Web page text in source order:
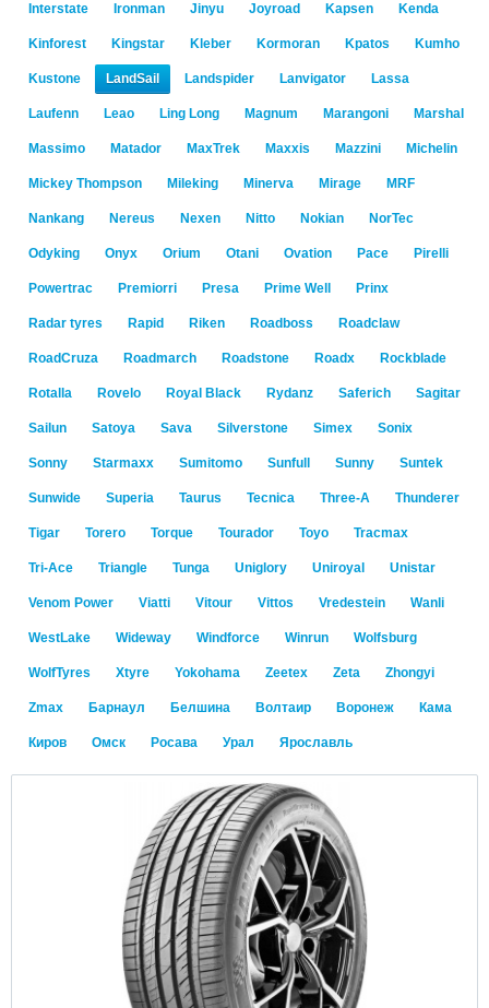
Interstate Ironman Jinyu Joyroad Kapsen Kenda
Kinforest Kingstar Kleber Kormoran Kpatos Kumho
Kustone LandSail Landspider Lanvigator Lassa
Laufenn Leao Ling Long Magnum Marangoni Marshal
Massimo Matador MaxTrek Maxxis Mazzini Michelin
Mickey Thompson Mileking Minerva Mirage MRF
Nankang Nereus Nexen Nitto Nokian NorTec
Odyking Onyx Orium Otani Ovation Pace Pirelli
Powertrac Premiorri Presa Prime Well Prinx
Radar tyres Rapid Riken Roadboss Roadclaw
RoadCruza Roadmarch Roadstone Roadx Rockblade
Rotalla Rovelo Royal Black Rydanz Saferich Sagitar
Sailun Satoya Sava Silverstone Simex Sonix
Sonny Starmaxx Sumitomo Sunfull Sunny Suntek
Sunwide Superia Taurus Tecnica Three-A Thunderer
Tigar Torero Torque Tourador Toyo Tracmax
Tri-Ace Triangle Tunga Uniglory Uniroyal Unistar
Venom Power Viatti Vitour Vittos Vredestein Wanli
WestLake Wideway Windforce Winrun Wolfsburg
WolfTyres Xtyre Yokohama Zeetex Zeta Zhongyi
Zmax Барнаул Белшина Волтаир Воронеж Кама
Киров Омск Росава Урал Ярославль